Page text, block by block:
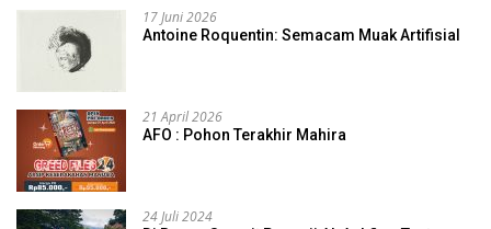
17 Juni 2026
Antoine Roquentin: Semacam Muak Artifisial
21 April 2026
AFO : Pohon Terakhir Mahira
24 Juli 2024